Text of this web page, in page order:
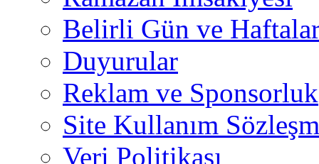
Belirli Gün ve
Duyurular
Reklam ve Sponsorluk
Site Kullanım
Veri Politikası